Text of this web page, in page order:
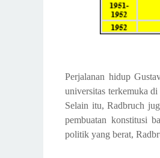
Perjalanan hidup
universitas terkemuka
Selain itu, Radbruch
pembuatan konstitusi
politik yang berat,